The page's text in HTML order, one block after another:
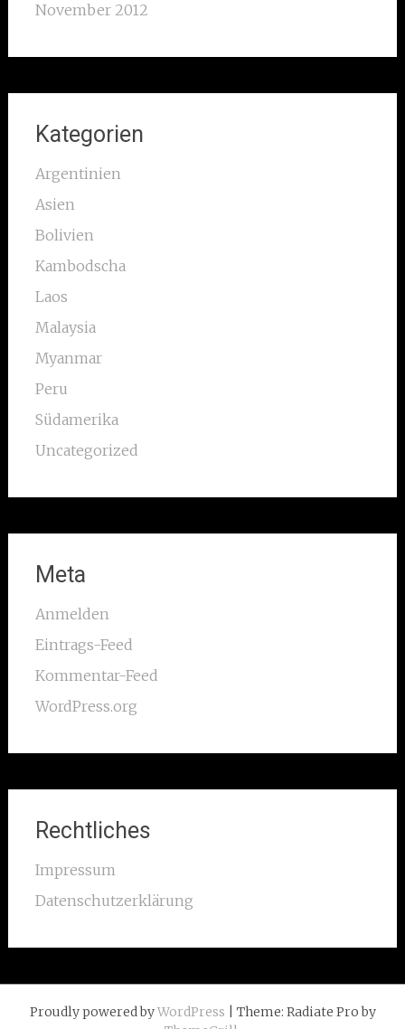
November 2012
Kategorien
Argentinien
Asien
Bolivien
Kambodscha
Laos
Malaysia
Myanmar
Peru
Südamerika
Uncategorized
Meta
Anmelden
Eintrags-Feed
Kommentar-Feed
WordPress.org
Rechtliches
Impressum
Datenschutzerklärung
Proudly powered byWordPress | Theme: Radiate Pro by